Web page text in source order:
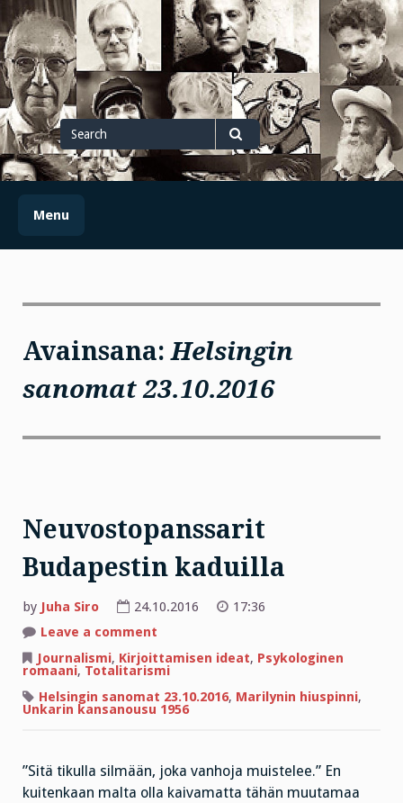
Skip
to
content
Search
for
Search
Menu
Avainsana:Helsingin
sanomat 23.10.2016
Neuvostopanssarit
Budapestin kaduilla
by Juha Siro 24.10.2016
17:36
Leave a comment
Budapestin
kaduilla
Journalismi, Kirjoittamisen ideat, Psykologinen
romaani, Totalitarismi
Helsingin sanomat 23.10.2016, Marilynin hiuspinni,
Unkarin kansanousu 1956
”Sitä tikulla silmään, joka vanhoja muistelee.” En
kuitenkaan malta olla kaivamatta tähän muutamaa